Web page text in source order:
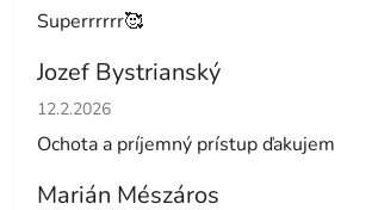
Superrrrrr🥰
Jozef Bystrianský
Hodnotenie obchodu je 5 z 5 hviezdičiek.
12.2.2026
Ochota a príjemný prístup ďakujem
Marián Mészáros